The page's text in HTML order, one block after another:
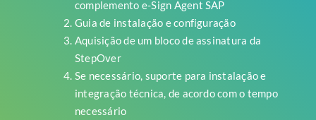
complemento e-Sign Agent SAP
Guia de instalação e configuração
Aquisição de um bloco de assinatura da
StepOver
Se necessário, suporte para instalação e
integração técnica, de acordo com o tempo
necessário